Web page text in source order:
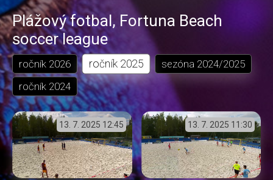
Plážový fotbal, Fortuna Beach
soccer league
ročník 2026 ročník 2025 sezóna 2024/2025
ročník 2024
13. 7. 2025 12:45 13. 7. 2025 11:30